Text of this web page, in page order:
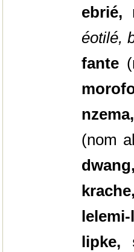
ebrié,
éotilé,
fante
(nom
lipke,